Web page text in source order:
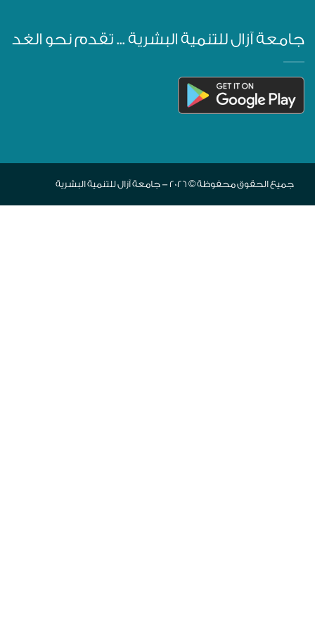
جامعة آزال للتنمية البشرية ... تقدم نحو الغد
جميع الحقوق محفوظة © 2026 - جامعة آزال للتنمية البشرية